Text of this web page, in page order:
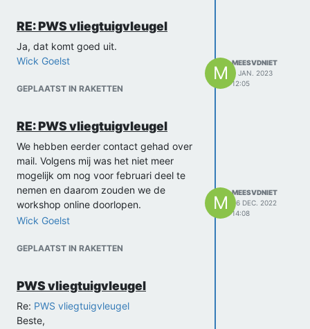
RE: PWS vliegtuigvleugel
Ja, dat komt goed uit.
Wick Goelst
GEPLAATST IN RAKETTEN
M MEESVDNIET
9 JAN. 2023
12:05
RE: PWS vliegtuigvleugel
We hebben eerder contact gehad over
mail. Volgens mij was het niet meer
mogelijk om nog voor februari deel te
nemen en daarom zouden we de
workshop online doorlopen.
Wick Goelst
GEPLAATST IN RAKETTEN
M MEESVDNIET
26 DEC. 2022
14:08
PWS vliegtuigvleugel
Re: PWS vliegtuigvleugel
Beste,